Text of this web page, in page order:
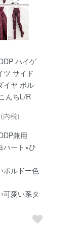
ハイゲ
ツ サイド
イヤ ボル
んちL/R
内税)
兼用
ハート×ひ
ボルドー色
可愛い系タ